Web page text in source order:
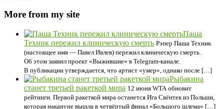
More from my site
Паша
Техник пережил клиническую смерть Рэпер Паша Техник
(настоящее имя — Павел Ивлев) пережил клиническую смерть.
Об этом заявил проект «Выжившие» в Telegram-канале.
В публикации утверждается, что артист «умер», однако после […]
Рыбакина
станет третьей ракеткой мира 12 июня WTA обновит
рейтинги. Первой ракеткой мира останется Ига Свёнтек из Польши,
которая накануне вышла в четвёртый финал «Большого шлема» […]